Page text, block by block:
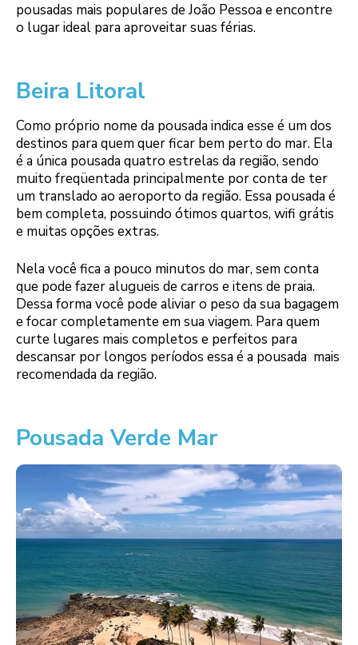
pousadas mais populares de João Pessoa e encontre
o lugar ideal para aproveitar suas férias.
Beira Litoral
Como próprio nome da pousada indica esse é um dos
destinos para quem quer ficar bem perto do mar. Ela
é a única pousada quatro estrelas da região, sendo
muito freqüentada principalmente por conta de ter
um translado ao aeroporto da região. Essa pousada é
bem completa, possuindo ótimos quartos, wifi grátis
e muitas opções extras.
Nela você fica a pouco minutos do mar, sem conta
que pode fazer alugueis de carros e itens de praia.
Dessa forma você pode aliviar o peso da sua bagagem
e focar completamente em sua viagem. Para quem
curte lugares mais completos e perfeitos para
descansar por longos períodos essa é a pousada mais
recomendada da região.
Pousada Verde Mar